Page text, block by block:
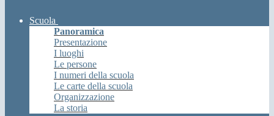
Scuola
Panoramica
Presentazione
I luoghi
Le persone
I numeri della scuola
Le carte della scuola
Organizzazione
La storia